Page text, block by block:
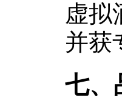
虚拟
并获
七、